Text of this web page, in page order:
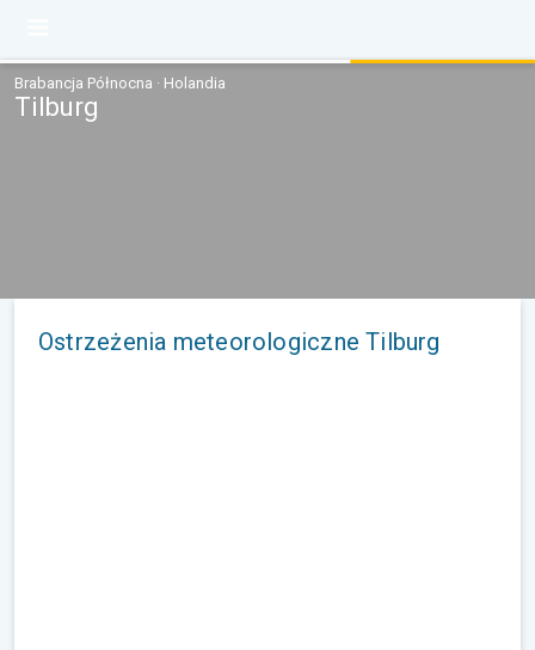
Brabancja Północna · Holandia
Tilburg
Ostrzeżenia meteorologiczne Tilburg